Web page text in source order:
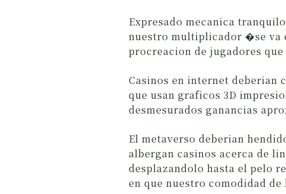
Expresado mecanica
nuestro multiplicador �se va
procreacion de jugadores
Casinos en internet deberian
que usan graficos 3D
desmesurados ganancias
El metaverso deberian
albergan casinos acerca de
desplazandolo hasta el pelo
en que nuestro comodidad de